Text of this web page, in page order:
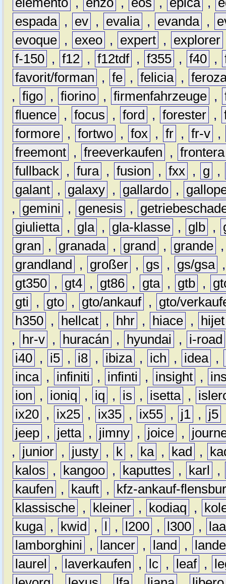
espada , ev , evalia , evanda ,
evoque , exeo , expert , explorer
f-150 , f12 , f12tdf , f355 , f40 ,
favorit/forman
, fe , felicia ,
, figo , fiorino , firmenfahrzeuge ,
fluence , focus , ford , forester ,
formore , fortwo , fox , fr , fr-v ,
freemont , freeverkaufen , frontera
fullback , fura , fusion , fxx , g
,
galant , galaxy , gallardo ,
,
gemini , genesis ,
giulietta , gla , gla-klasse , glb ,
gran
, granada , grand , grande
grandland
, großer , gs , gs/gsa
gt350 , gt4 , gt86 , gta , gtb ,
gti
, gto , gto/ankauf ,
gto/
h350 , hellcat , hhr , hiace ,
hijet
,
hr-v , huracán , hyundai ,
i-road
i40 , i5 , i8 , ibiza , ich , idea ,
inca , infiniti , infinti , insight ,
ion
, ioniq , iq , is , isetta ,
ix20 , ix25 , ix35 , ix55 , j1 , j5
jeep , jetta , jimny , joice ,
,
junior , justy , k , ka , kad ,
kalos
, kangoo , kaputtes , karl
,
kaufen
, kauft ,
kfz-ankauf-
klassische , kleiner , kodiaq ,
kuga , kwid , l , l200 , l300 ,
lamborghini
, lancer , land ,
laurel
, laverkaufen , lc , leaf ,